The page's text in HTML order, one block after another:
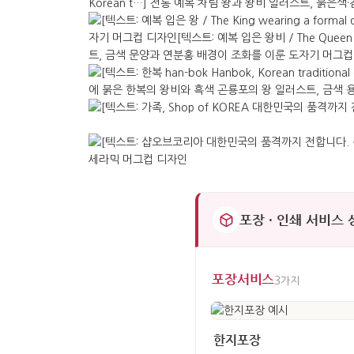
포장 · 인쇄 서비스
포장서비스3가지
한지포장